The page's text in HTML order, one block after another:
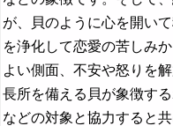
が、貝のように心を開い
を浄化して恋愛の苦しみ
よい側面、不安や怒りを
長所を備える貝が象徴す
などの対象と協力すると